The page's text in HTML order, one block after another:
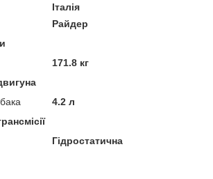
Італія
Райдер
171.8 кг
4.2 л
Гідростатична